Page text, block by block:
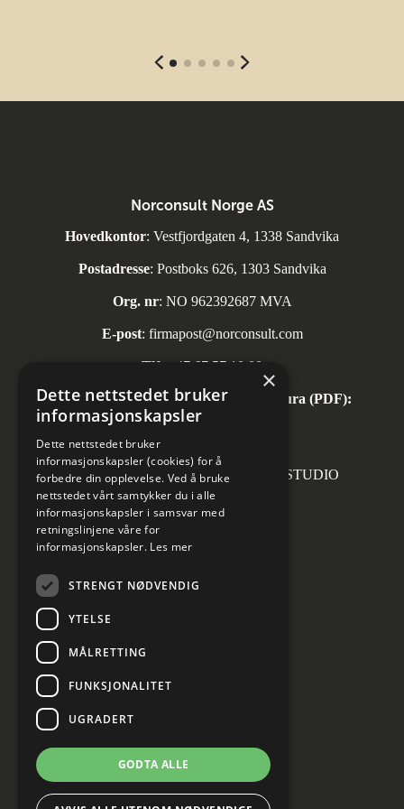
Norconsult Norge AS
Hovedkontor: Vestfjordgaten 4, 1338 Sandvika
Postadresse: Postboks 626, 1303 Sandvika
Org. nr: NO 962392687 MVA
E-post: firmapost@norconsult.com
Tlf: +47 67 57 10 00
Automatisk mottak av inngående faktura (PDF):
invoice.no@norconsult.com
Forsidefoto: RASMUS HJORTSHOJ STUDIO
Cookies innstillinger
×
Dette nettstedet bruker
informasjonskapsler
Dette nettstedet bruker
informasjonskapsler (cookies) for å
forbedre din opplevelse. Ved å bruke
nettstedet vårt samtykker du i alle
informasjonskapsler i samsvar med
retningslinjene våre for
informasjonskapsler. Les mer
STRENGT NØDVENDIG
YTELSE
MÅLRETTING
FUNKSJONALITET
UGRADERT
GODTA ALLE